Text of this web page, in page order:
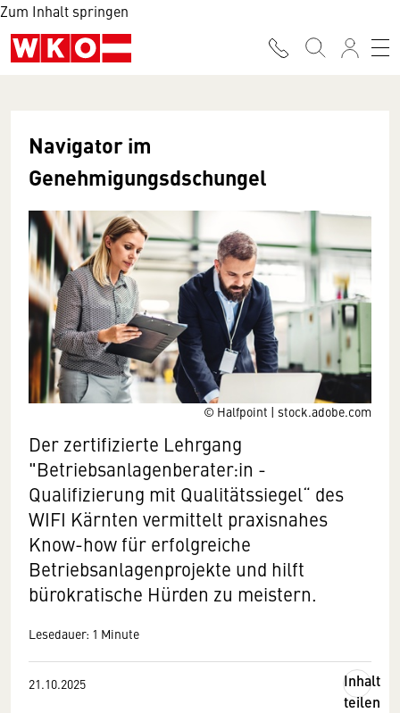
Zum Inhalt springen
© Halfpoint | stock.adobe.com
Navigator im
Genehmigungsdschungel
Der zertifizierte Lehrgang
"Betriebsanlagenberater:in -
Qualifizierung mit Qualitätssiegel“ des
WIFI Kärnten vermittelt praxisnahes
Know-how für erfolgreiche
Betriebsanlagenprojekte und hilft
bürokratische Hürden zu meistern.
Lesedauer: 1 Minute
21.10.2025
Inhalt
teilen